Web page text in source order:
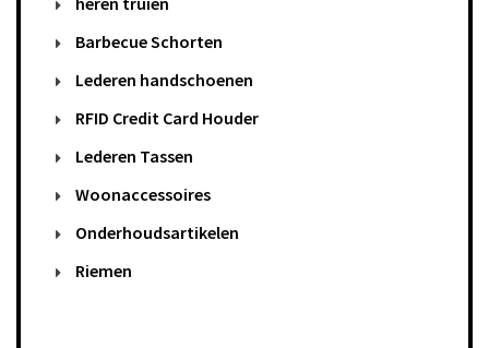
Barbecue Schorten
Lederen handschoenen
RFID Credit Card Houder
Lederen Tassen
Woonaccessoires
Onderhoudsartikelen
Riemen